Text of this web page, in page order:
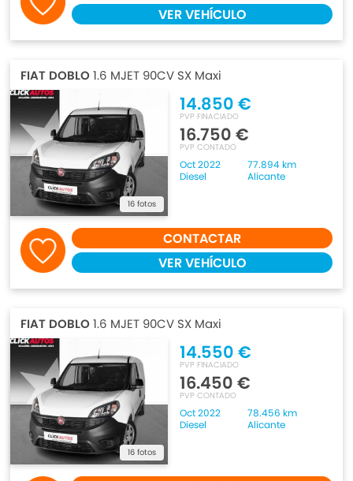
VER VEHÍCULO
FIAT DOBLO1.6 MJET 90CV SX Maxi
16 fotos
14.850 €
PVP FINACIADO
16.750 €
PVP CONTADO
Oct 2022
77.894 km
Diesel
Alicante
CONTACTAR
VER VEHÍCULO
FIAT DOBLO1.6 MJET 90CV SX Maxi
16 fotos
14.550 €
PVP FINACIADO
16.450 €
PVP CONTADO
Oct 2022
78.456 km
Diesel
Alicante